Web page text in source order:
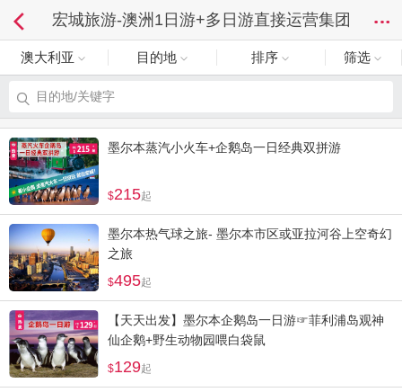
宏城旅游-澳洲1日游+多日游直接运营集团
澳大利亚 目的地 排序 筛选
目的地/关键字
墨尔本蒸汽小火车+企鹅岛一日经典双拼游
215起
墨尔本热气球之旅- 墨尔本市区或亚拉河谷上空奇幻
之旅
495起
【天天出发】墨尔本企鹅岛一日游☞菲利浦岛观神
仙企鹅+野生动物园喂白袋鼠
129起